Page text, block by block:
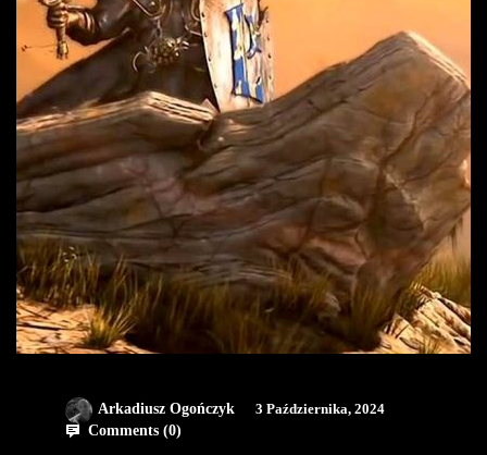
Arkadiusz Ogończyk
3 Października, 2024
Comments (0)